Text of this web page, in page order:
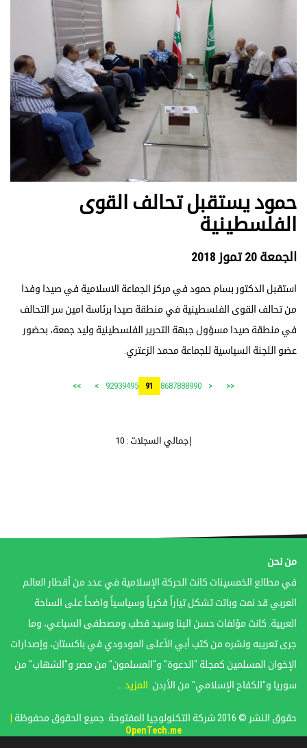
حمود يستقبل تحالف القوى
الفلسطينية
الجمعة 20 تموز 2018
استقبل الدكتور بسام حمود في مركز الجماعة الاسلامية في صيدا وفدا
من تحالف القوى الفلسطينية في منطقة صيدا برئاسة امين سر التحالف
في منطقة صيدا مسؤول جبهة التحرير الفلسطينية وليد جمعة، بحضور
عضو اللجنة السياسية للجماعة محمد الزعتري.
<<
<
8687888990
91
92939495
>
>>
إجمالي السجلات : 10
من نحن
في مطالع الخمسينات كانت الحركة الإسلامية في عدد من أقطار العالم
العربي قد نمت وباتت تشكل تياراً فكرياً وسياسياً واضحاً على الساحة
العربية. كانت مؤلفات حسن البنا وسيد قطب ومصطفى السباعي، وما
جرى تعريبه ونشره من كتب أبي الأعلى المودودي في باكستان، وإصدارات
الإخوان المسلمين كمجلة "الدعوة" و"المسلمون" من مصر و"الشهاب" من
سوريا و"الكفاح الإسلامي" من الأردن
المزيد ...
حقوق النشر © 2016 شركة التكنولوجيا المفتوحة. جميع الحقوق محفوظة
OpenTech.me